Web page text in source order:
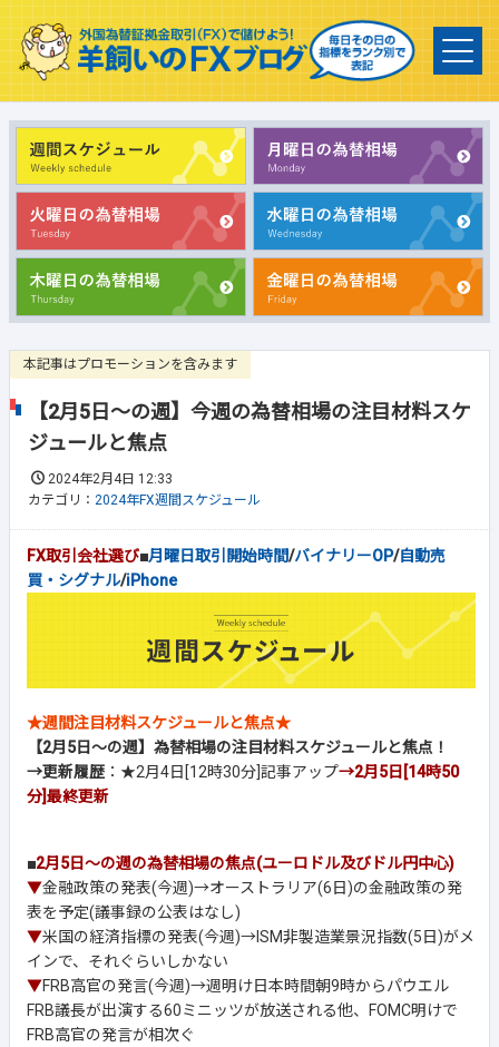
本記事はプロモーションを含みます
【2月5日～の週】今週の為替相場の注目材料スケ
ジュールと焦点
2024年2月4日 12:33
カテゴリ： 2024年FX週間スケジュール
FX取引会社選び■月曜日取引開始時間/バイナリーOP/自動売
買・シグナル/iPhone
★週間注目材料スケジュールと焦点★
【2月5日～の週】為替相場の注目材料スケジュールと焦点！
→更新履歴 ：★2月4日[12時30分]記事アップ→2月5日[14時50
分]最終更新
■2月5日～の週の為替相場の焦点(ユーロドル及びドル円中心)
▼金融政策の発表(今週)→オーストラリア(6日)の金融政策の発
表を予定(議事録の公表はなし)
▼米国の経済指標の発表(今週)→ISM非製造業景況指数(5日)がメ
インで、それぐらいしかない
▼FRB高官の発言(今週)→週明け日本時間朝9時からパウエル
FRB議長が出演する60ミニッツが放送される他、FOMC明けで
FRB高官の発言が相次ぐ